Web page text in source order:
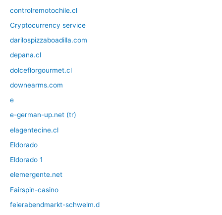
controlremotochile.cl
Cryptocurrency service
darilospizzaboadilla.com
depana.cl
dolceflorgourmet.cl
downearms.com
e
e-german-up.net (tr)
elagentecine.cl
Eldorado
Eldorado 1
elemergente.net
Fairspin-casino
feierabendmarkt-schwelm.d